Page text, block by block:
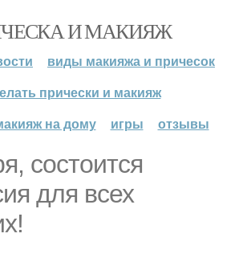
И МАКИЯЖ
виды макияжа и причесок
прически и макияж
на дому
игры отзывы
состоится
для всех